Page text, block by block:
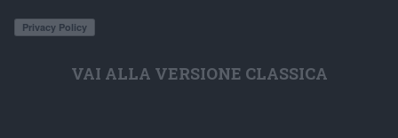
VAI ALLA VERSIONE CLASSICA